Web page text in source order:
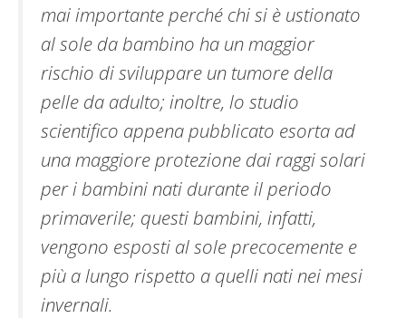
mai importante perché chi si è ustionato
al sole da bambino ha un maggior
rischio di sviluppare un tumore della
pelle da adulto; inoltre, lo studio
scientifico appena pubblicato esorta ad
una maggiore protezione dai raggi solari
per i bambini nati durante il periodo
primaverile; questi bambini, infatti,
vengono esposti al sole precocemente e
più a lungo rispetto a quelli nati nei mesi
invernali.